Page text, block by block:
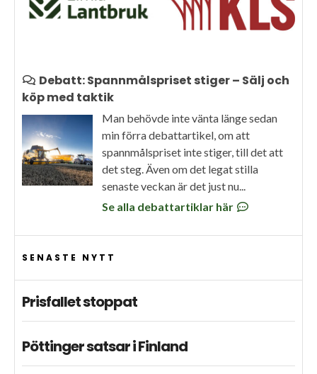
Debatt: Spannmålspriset stiger – Sälj och
köp med taktik
Man behövde inte vänta länge sedan
min förra debattartikel, om att
spannmålspriset inte stiger, till det att
det steg. Även om det legat stilla
senaste veckan är det just nu...
Se alla debattartiklar här
SENASTE NYTT
Prisfallet stoppat
Pöttinger satsar i Finland